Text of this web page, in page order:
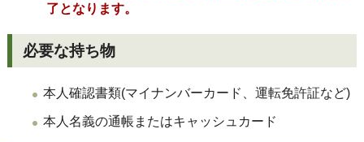
了となります。
必要な持ち物
本人確認書類(マイナンバーカード、運転免許証など)
本人名義の通帳またはキャッシュカード